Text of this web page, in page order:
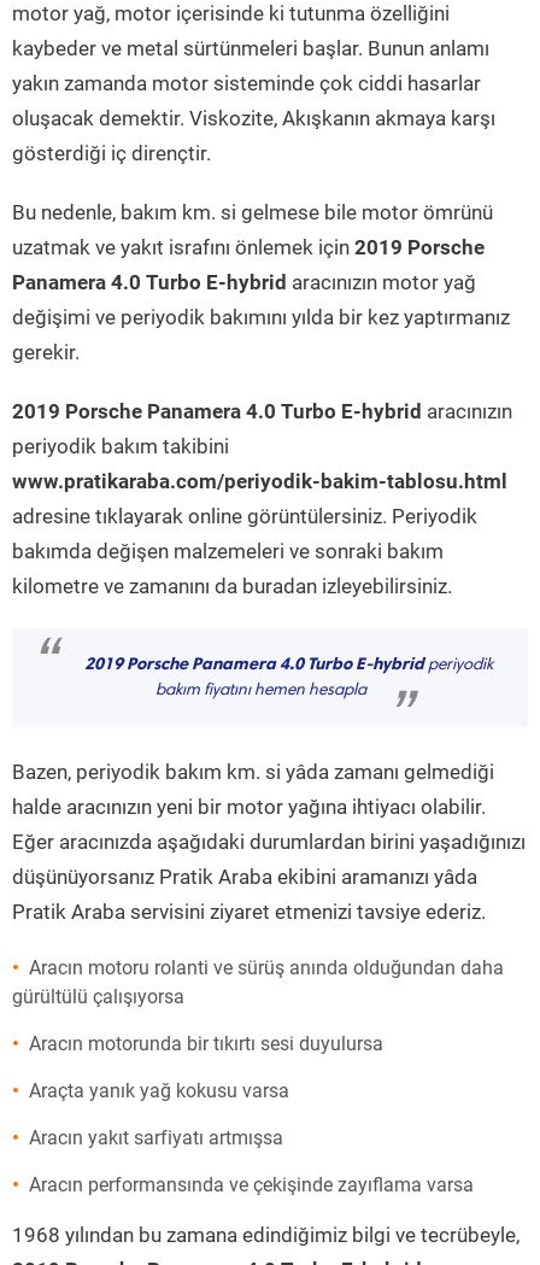
motor yağ, motor içerisinde ki tutunma özelliğini
kaybeder ve metal sürtünmeleri başlar. Bunun anlamı
yakın zamanda motor sisteminde çok ciddi hasarlar
oluşacak demektir. Viskozite, Akışkanın akmaya karşı
gösterdiği iç dirençtir.
Bu nedenle, bakım km. si gelmese bile motor ömrünü
uzatmak ve yakıt israfını önlemek için 2019 Porsche
Panamera 4.0 Turbo E-hybrid aracınızın motor yağ
değişimi ve periyodik bakımını yılda bir kez yaptırmanız
gerekir.
2019 Porsche Panamera 4.0 Turbo E-hybrid aracınızın
periyodik bakım takibini
www.pratikaraba.com/periyodik-bakim-tablosu.html
adresine tıklayarak online görüntülersiniz. Periyodik
bakımda değişen malzemeleri ve sonraki bakım
kilometre ve zamanını da buradan izleyebilirsiniz.
“ 2019 Porsche Panamera 4.0 Turbo E-hybridperiyodik
bakım fiyatını hemen hesapla
”
Bazen, periyodik bakım km. si yâda zamanı gelmediği
halde aracınızın yeni bir motor yağına ihtiyacı olabilir.
Eğer aracınızda aşağıdaki durumlardan birini yaşadığınızı
düşünüyorsanız Pratik Araba ekibini aramanızı yâda
Pratik Araba servisini ziyaret etmenizi tavsiye ederiz.
Aracın motoru rolanti ve sürüş anında olduğundan daha
gürültülü çalışıyorsa
Aracın motorunda bir tıkırtı sesi duyulursa
Araçta yanık yağ kokusu varsa
Aracın yakıt sarfiyatı artmışsa
Aracın performansında ve çekişinde zayıflama varsa
1968 yılından bu zamana edindiğimiz bilgi ve tecrübeyle,